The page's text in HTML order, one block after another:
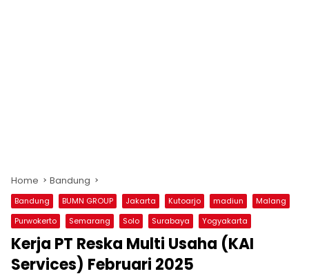
Home Bandung
Bandung BUMN GROUP Jakarta Kutoarjo madiun
Malang
Purwokerto
Semarang Solo Surabaya Yogyakarta
Kerja PT Reska Multi Usaha (KAI
Services) Februari 2025